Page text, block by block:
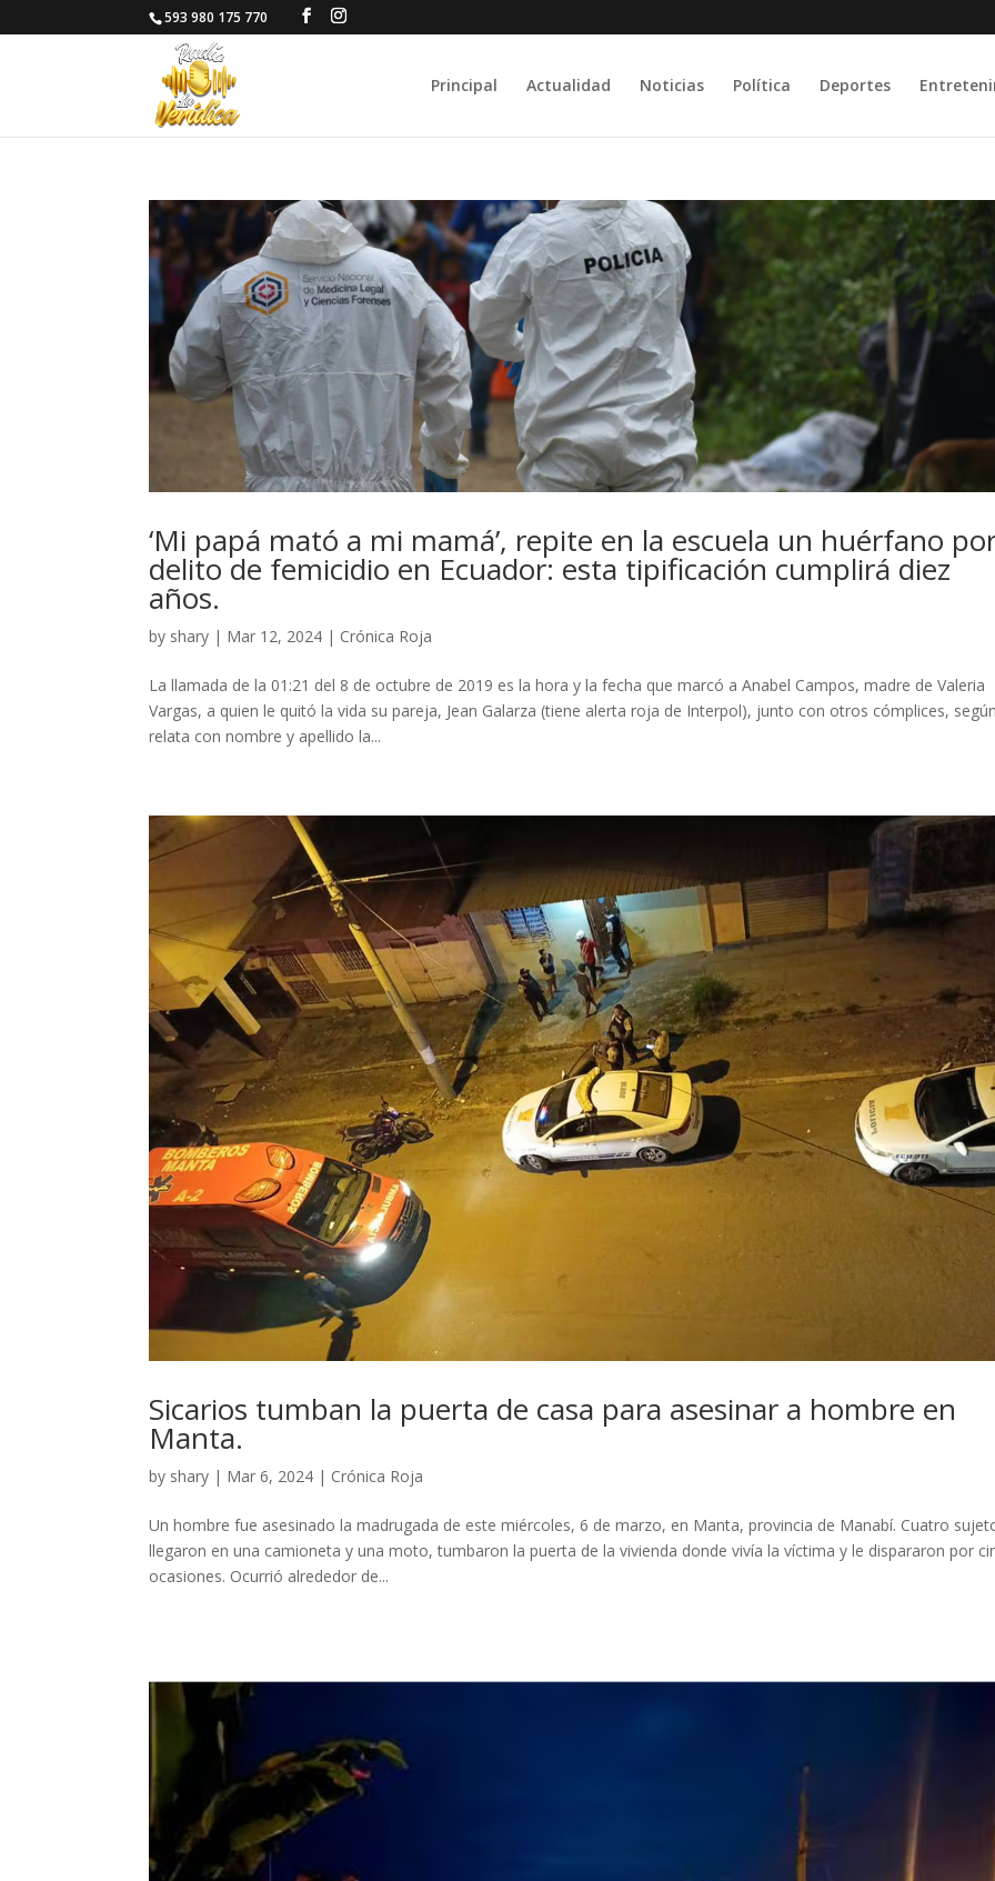
593 980 175 770
Principal Actualidad Noticias Política Deportes
‘Mi papá mató a mi mamá’, repite en la escuela un huérfano
delito de femicidio en Ecuador: esta tipificación cumplirá diez
años.
by shary | Mar 12, 2024 | Crónica Roja
La llamada de la 01:21 del 8 de octubre de 2019 es la hora y la fecha que marcó a Anabel Campos, madre de Valeria
Vargas, a quien le quitó la vida su pareja, Jean Galarza (tiene alerta roja de Interpol), junto con otros cómplices,
relata con nombre y apellido la...
Sicarios tumban la puerta de casa para asesinar a hombre en
Manta.
by shary | Mar 6, 2024 | Crónica Roja
Un hombre fue asesinado la madrugada de este miércoles, 6 de marzo, en Manta, provincia de Manabí. Cuatro
llegaron en una camioneta y una moto, tumbaron la puerta de la vivienda donde vivía la víctima y le dispararon por
ocasiones. Ocurrió alrededor de...